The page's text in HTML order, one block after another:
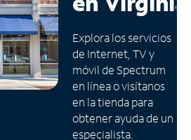
Explora los servicios
de Internet, TV y
móvil de Spectrum
en línea o visítanos
en la tienda para
obtener ayuda de un
especialista.